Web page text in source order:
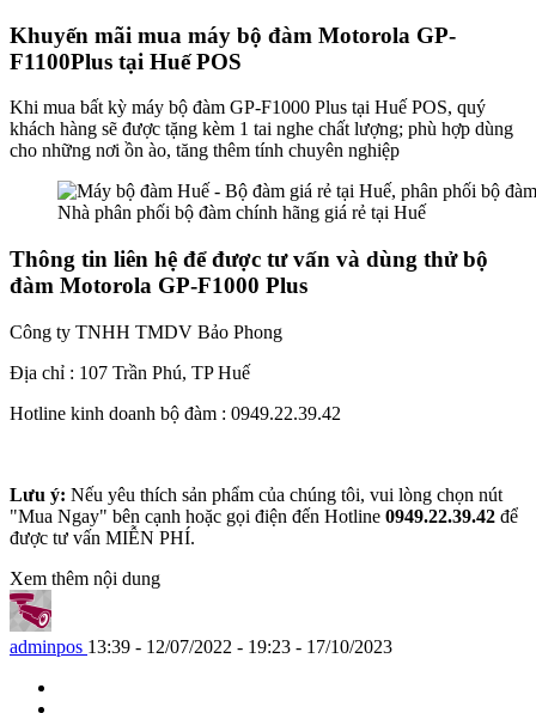
Khuyến mãi mua máy bộ đàm Motorola GP-
F1100Plus tại Huế POS
Khi mua bất kỳ máy bộ đàm GP-F1000 Plus tại Huế POS, quý
khách hàng sẽ được tặng kèm 1 tai nghe chất lượng; phù hợp dùng
cho những nơi ồn ào, tăng thêm tính chuyên nghiệp
Nhà phân phối bộ đàm chính hãng giá rẻ tại Huế
Thông tin liên hệ để được tư vấn và dùng thử bộ
đàm Motorola GP-F1000 Plus
Công ty TNHH TMDV Bảo Phong
Địa chỉ : 107 Trần Phú, TP Huế
Hotline kinh doanh bộ đàm : 0949.22.39.42
Lưu ý: Nếu yêu thích sản phẩm của chúng tôi, vui lòng chọn nút
"Mua Ngay" bên cạnh hoặc gọi điện đến Hotline 0949.22.39.42 để
được tư vấn MIỄN PHÍ.
Xem thêm nội dung
adminpos 13:39 - 12/07/2022 - 19:23 - 17/10/2023